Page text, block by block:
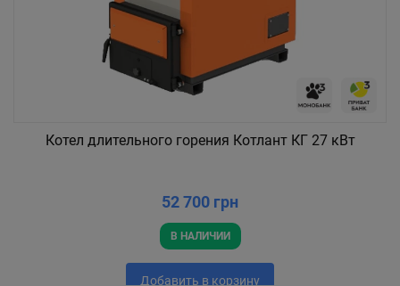
Котел длительного горения Котлант КГ 27 кВт
52 700 грн
В НАЛИЧИИ
Добавить в корзину